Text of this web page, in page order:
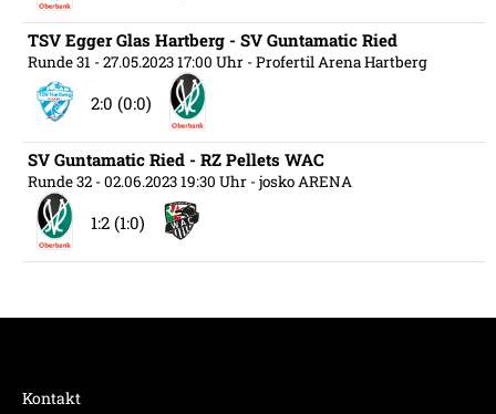
TSV Egger Glas Hartberg - SV Guntamatic Ried
Runde 31 - 27.05.2023 17:00 Uhr - Profertil Arena Hartberg
2:0 (0:0)
SV Guntamatic Ried - RZ Pellets WAC
Runde 32 - 02.06.2023 19:30 Uhr - josko ARENA
1:2 (1:0)
Kontakt